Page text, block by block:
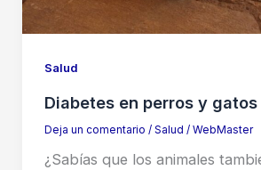
Salud
Diabetes en perros y gatos
Deja un comentario / Salud / WebMaster
¿Sabías que los animales